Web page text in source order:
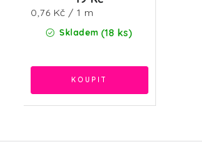
Skladem (18 ks)
Měrná
cena:
0,76 Kč / 1 m